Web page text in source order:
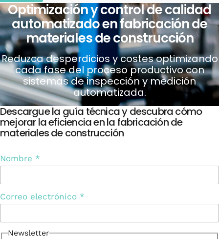
Optimización y control de calidad
automatizado en fabricación de
materiales de construcción
Reduzca desperdicios y costes optimizando
cada fase del proceso productivo con
sistemas de inspección y medición
automatizada.
Descargue la guía técnica y descubra cómo
mejorar la eficiencia en la fabricación de
materiales de construcción
Nombre *
Correo electrónico *
Newsletter